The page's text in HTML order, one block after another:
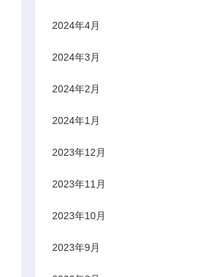
2024年4月
2024年3月
2024年2月
2024年1月
2023年12月
2023年11月
2023年10月
2023年9月